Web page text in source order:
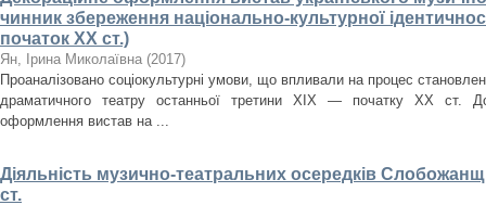
чинник збереження національно-культурної
початок XX ст.)
Ян, Ірина Миколаївна (2017)
Проаналізовано соціокультурні умови, що впливали на процес
драматичного театру останньої третини ХІХ — початку ХХ ст.
оформлення вистав на ...
Діяльність музично-театральних осередків
ст.